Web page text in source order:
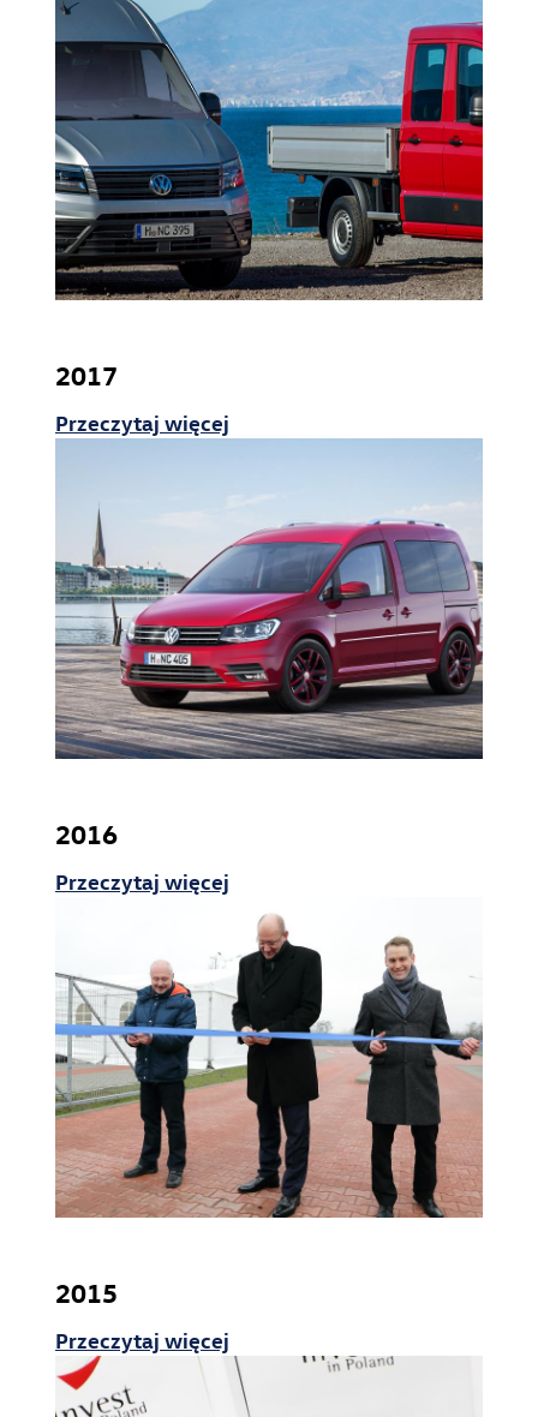
2017
Przeczytaj więcej
2016
Przeczytaj więcej
2015
Przeczytaj więcej